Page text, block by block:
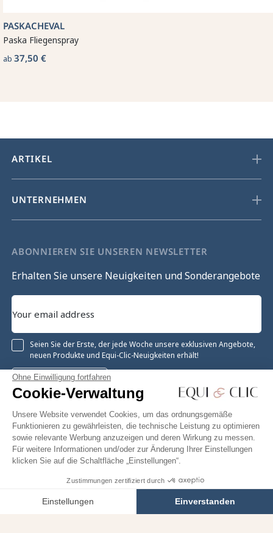
Ohne Einwilligung fortfahren
Cookie-Verwaltung
Unsere Website verwendet Cookies, um das ordnungsgemäße
Funktionieren zu gewährleisten, die technische Leistung zu optimieren
sowie relevante Werbung anzuzeigen und deren Wirkung zu messen.
Für weitere Informationen und/oder zur Änderung Ihrer Einstellungen
klicken Sie auf die Schaltfläche „Einstellungen“.
Zustimmungen zertifiziert durch
Einstellungen Einverstanden
In den Warenkorb
PASKACHEVAL
Paska Fliegenspray
ab 37,50 €
ARTIKEL
UNTERNEHMEN
ABONNIEREN SIE UNSEREN NEWSLETTER
Erhalten Sie unsere Neuigkeiten und Sonderangebote
Seien Sie der Erste, der jede Woche unsere exklusiven Angebote,
neuen Produkte und Equi-Clic-Neuigkeiten erhält!
Registrieren
Facebook Twitter
YouTube
Pinterest
Instagram
Equiclic © 2026